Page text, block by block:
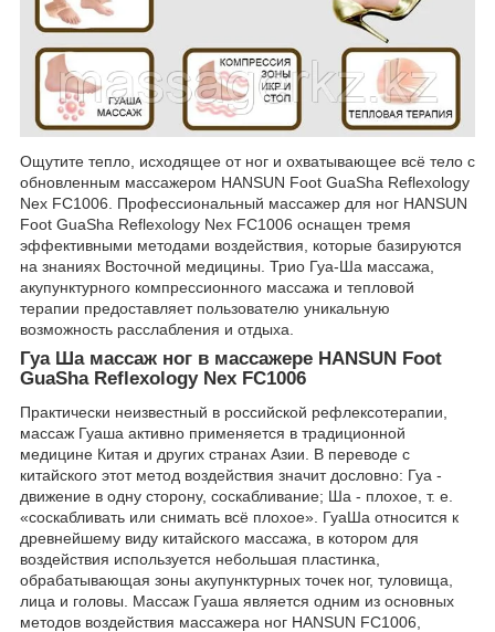
Ощутите тепло, исходящее от ног и охватывающее всё тело с
обновленным массажером HANSUN Foot GuaSha Reflexology
Nex FC1006. Профессиональный массажер для ног HANSUN
Foot GuaSha Reflexology Nex FC1006 оснащен тремя
эффективными методами воздействия, которые базируются
на знаниях Восточной медицины. Трио Гуа-Ша массажа,
акупунктурного компрессионного массажа и тепловой
терапии предоставляет пользователю уникальную
возможность расслабления и отдыха.
Гуа Ша массаж ног в массажере HANSUN Foot
GuaSha Reflexology Nex FC1006
Практически неизвестный в российской рефлексотерапии,
массаж Гуаша активно применяется в традиционной
медицине Китая и других странах Азии. В переводе с
китайского этот метод воздействия значит дословно: Гуа -
движение в одну сторону, соскабливание; Ша - плохое, т. е.
«соскабливать или снимать всё плохое». ГуаШа относится к
древнейшему виду китайского массажа, в котором для
воздействия используется небольшая пластинка,
обрабатывающая зоны акупунктурных точек ног, туловища,
лица и головы. Массаж Гуаша является одним из основных
методов воздействия массажера ног HANSUN FC1006,